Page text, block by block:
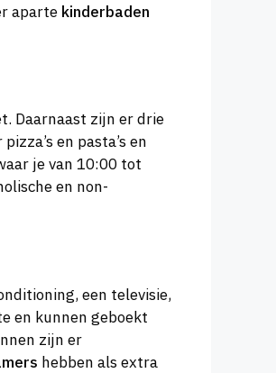
aparte kinderbaden
Daarnaast zijn er drie
pizza’s en pasta’s en
je van 10:00 tot
en non-
een televisie,
en kunnen geboekt
zijn er
hebben als extra